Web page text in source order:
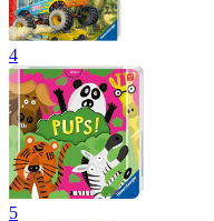
4
5